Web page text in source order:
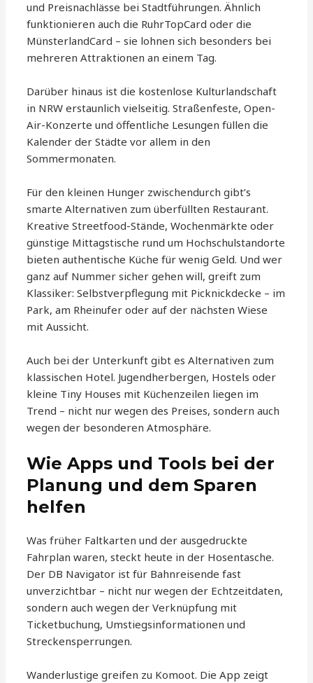
und Preisnachlässe bei Stadtführungen. Ähnlich
funktionieren auch die RuhrTopCard oder die
MünsterlandCard – sie lohnen sich besonders bei
mehreren Attraktionen an einem Tag.
Darüber hinaus ist die kostenlose Kulturlandschaft
in NRW erstaunlich vielseitig. Straßenfeste, Open-
Air-Konzerte und öffentliche Lesungen füllen die
Kalender der Städte vor allem in den
Sommermonaten.
Für den kleinen Hunger zwischendurch gibt’s
smarte Alternativen zum überfüllten Restaurant.
Kreative Streetfood-Stände, Wochenmärkte oder
günstige Mittagstische rund um Hochschulstandorte
bieten authentische Küche für wenig Geld. Und wer
ganz auf Nummer sicher gehen will, greift zum
Klassiker: Selbstverpflegung mit Picknickdecke – im
Park, am Rheinufer oder auf der nächsten Wiese
mit Aussicht.
Auch bei der Unterkunft gibt es Alternativen zum
klassischen Hotel. Jugendherbergen, Hostels oder
kleine Tiny Houses mit Küchenzeilen liegen im
Trend – nicht nur wegen des Preises, sondern auch
wegen der besonderen Atmosphäre.
Wie Apps und Tools bei der
Planung und dem Sparen
helfen
Was früher Faltkarten und der ausgedruckte
Fahrplan waren, steckt heute in der Hosentasche.
Der DB Navigator ist für Bahnreisende fast
unverzichtbar – nicht nur wegen der Echtzeitdaten,
sondern auch wegen der Verknüpfung mit
Ticketbuchung, Umstiegsinformationen und
Streckensperrungen.
Wanderlustige greifen zu Komoot. Die App zeigt